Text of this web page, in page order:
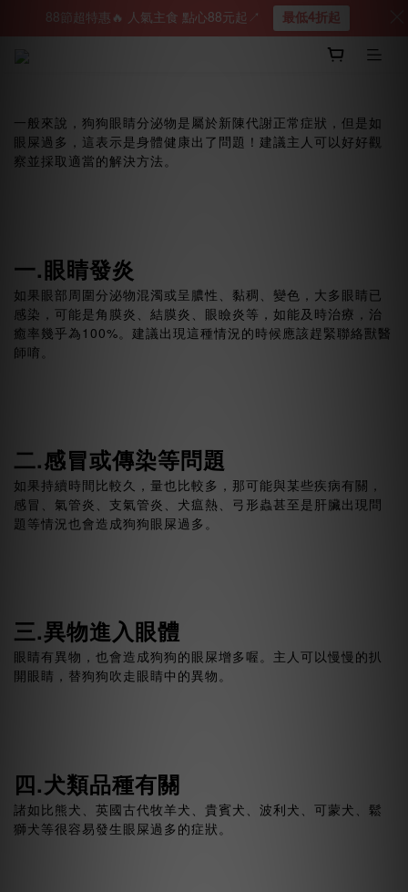
一般來說，狗狗眼睛分泌物是屬於新陳代謝正常症狀，但是如
眼屎過多，這表示是身體健康出了問題！建議主人可以好好觀
察並採取適當的解決方法。
一.眼睛發炎
如果眼部周圍分泌物混濁或呈膿性、黏稠、變色，大多眼睛已
感染，可能是角膜炎、結膜炎、眼瞼炎等，如能及時治療，治
癒率幾乎為100%。建議出現這種情況的時候應該趕緊聯絡獸醫
師唷。
二.感冒或傳染等問題
如果持續時間比較久，量也比較多，那可能與某些疾病有關，
感冒、氣管炎、支氣管炎、犬瘟熱、弓形蟲甚至是肝臟出現問
題等情況也會造成狗狗眼屎過多。
三.異物進入眼體
眼睛有異物，也會造成狗狗的眼屎增多喔。主人可以慢慢的扒
開眼睛，替狗狗吹走眼睛中的異物。
四.犬類品種有關
諸如比熊犬、英國古代牧羊犬、貴賓犬、波利犬、可蒙犬、鬆
獅犬等很容易發生眼屎過多的症狀。
88節超特惠🔥 人氣主食 點心88元起↗︎ 最低4折起